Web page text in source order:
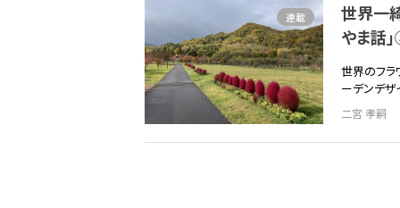
世界一
やま話
世界のフラ
ーデンデ
二宮 孝嗣
連載